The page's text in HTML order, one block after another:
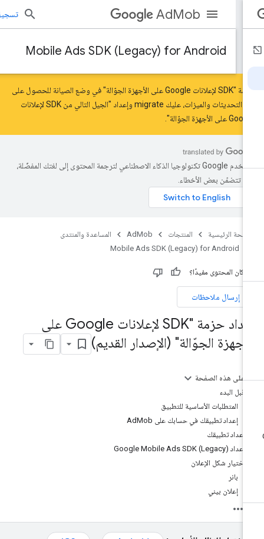
AdMob تسجيل
Mobile Ads SDK (Legacy) for Android
حزمة "SDK لإعلانات Google على الأجهزة الجوّالة" في وضع الصيانة للحصول على
التحديثات والميزات، عليكmigrateو
إعداد "الجيل التالي من SDK لإعلانات
.
تستخدم Google تكنولوجيا الذكاء الاصطناعي لترجمة المحتوى إلى لغتك المفضّلة،
تتضمّن بعض الأخطاء.
الرئيسية المنتجات AdMob
المساعدة والمنتدى
Mobile Ads SDK (Legacy) for Android
كان المحتوى مفيدًا؟
إرسال ملاحظات
إعداد حزمة "SDK لإعلانات Google على
الجوّالة" (الإصدار القديم)
على هذه الصفحة
قبل البدء
المتطلبات الأساسية للتطبيق
إعداد تطبيقك في حسابك على AdMob
إعداد تطبيقك
اختيار شكل الإعلان
إعلان بيني